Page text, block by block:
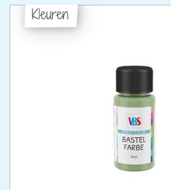
Kleuren